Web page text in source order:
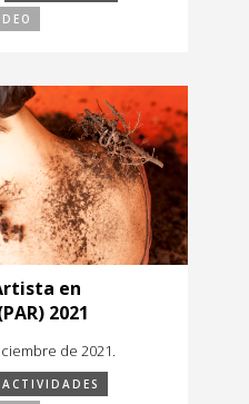
en
2021
de 2021.
ACTIVIDADES